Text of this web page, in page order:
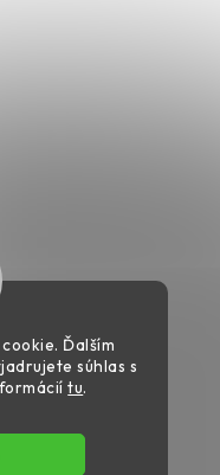
Ďalším
súhlas s
tu.